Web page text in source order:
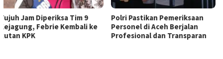
Polri Pastikan Pemeriksaan
Personel di Aceh Berjalan
Profesional dan Transparan
Polda Metro Jaya Tindak
Konten Provokatif, Jakarta
Dipastikan Tetap Kondusif